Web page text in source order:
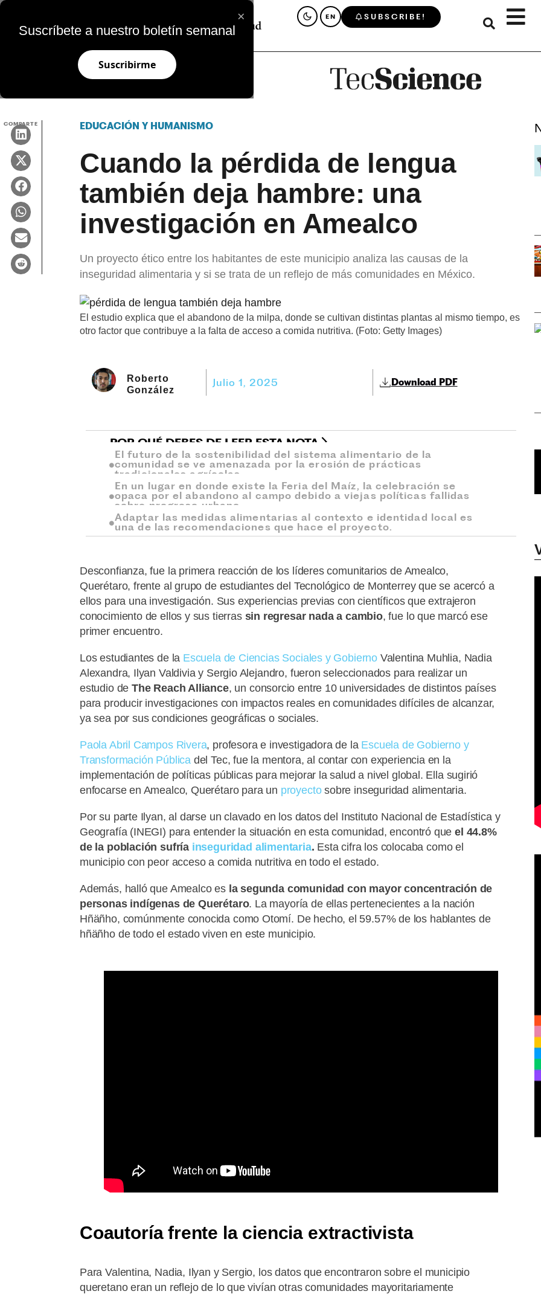
×
Suscríbete a nuestro boletín semanal
Suscribirme
EN SUBSCRIBE!
COMPARTE EDUCACIÓN Y HUMANISMO
Cuando la pérdida de lengua
también deja hambre: una
investigación en Amealco
Un proyecto ético entre los habitantes de este municipio analiza las causas de la
inseguridad alimentaria y si se trata de un reflejo de más comunidades en México.
El estudio explica que el abandono de la milpa, donde se cultivan distintas plantas al mismo tiempo, es
otro factor que contribuye a la falta de acceso a comida nutritiva. (Foto: Getty Images)
Roberto
González
Julio 1, 2025 Download PDF
POR QUÉ DEBES DE LEER ESTA NOTA
El futuro de la sostenibilidad del sistema alimentario de la
comunidad se ve amenazada por la erosión de prácticas
tradicionales agrícolas.
En un lugar en donde existe la Feria del Maíz, la celebración se
opaca por el abandono al campo debido a viejas políticas fallidas
sobre progreso urbano.
Adaptar las medidas alimentarias al contexto e identidad local es
una de las recomendaciones que hace el proyecto.
Desconfianza, fue la primera reacción de los líderes comunitarios de Amealco,
Querétaro, frente al grupo de estudiantes del Tecnológico de Monterrey que se acercó a
ellos para una investigación. Sus experiencias previas con científicos que extrajeron
conocimiento de ellos y sus tierras sin regresar nada a cambio, fue lo que marcó ese
primer encuentro.
Los estudiantes de la Escuela de Ciencias Sociales y Gobierno Valentina Muhlia, Nadia
Alexandra, Ilyan Valdivia y Sergio Alejandro, fueron seleccionados para realizar un
estudio de The Reach Alliance, un consorcio entre 10 universidades de distintos países
para producir investigaciones con impactos reales en comunidades difíciles de alcanzar,
ya sea por sus condiciones geográficas o sociales.
Paola Abril Campos Rivera, profesora e investigadora de la Escuela de Gobierno y
Transformación Pública del Tec, fue la mentora, al contar con experiencia en la
implementación de políticas públicas para mejorar la salud a nivel global. Ella sugirió
enfocarse en Amealco, Querétaro para un proyectosobre inseguridad alimentaria.
Por su parte Ilyan, al darse un clavado en los datos del Instituto Nacional de Estadística y
Geografía (INEGI) para entender la situación en esta comunidad, encontró queel 44.8%
de la población sufría inseguridad alimentaria. Esta cifra los colocaba como el
municipio con peor acceso a comida nutritiva en todo el estado.
Además, halló que Amealco esla segunda comunidad con mayor concentración de
personas indígenas de Querétaro. La mayoría de ellas pertenecientes a la nación
Hñäñho, comúnmente conocida como Otomí. De hecho, el 59.57% de los hablantes de
hñäñho de todo el estado viven en este municipio.
Coautoría frente la ciencia extractivista
Para Valentina, Nadia, Ilyan y Sergio, los datos que encontraron sobre el municipio
queretano eran un reflejo de lo que vivían otras comunidades mayoritariamente